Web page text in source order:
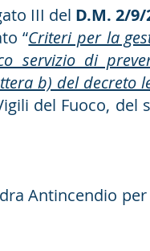
III del D.M. 2/9/
“Criteri per la
servizio di
b) del decreto
del Fuoco, del
Antincendio per